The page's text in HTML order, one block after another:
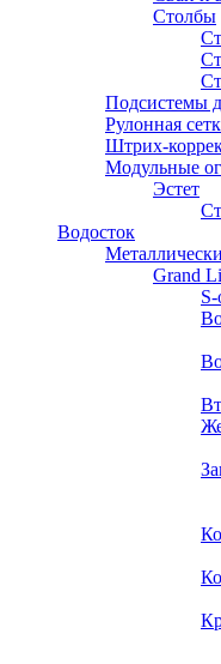
Столбы
Подсистемы
Рулонная
Штрих-
Модульные
Эстет
Водосток
Grand